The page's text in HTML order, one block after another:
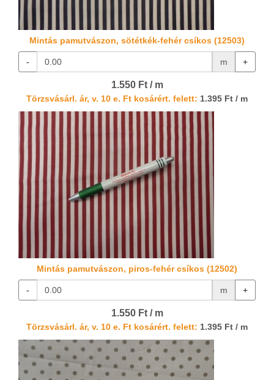
Mintás pamutvászon, sötétkék-fehér csíkos (12503)
- m +
1.550 Ft / m
Törzsvásárl. ár, v. 10 e. Ft kosárért. felett: 1.395 Ft / m
Mintás pamutvászon, piros-fehér csíkos (12502)
- m +
1.550 Ft / m
Törzsvásárl. ár, v. 10 e. Ft kosárért. felett: 1.395 Ft / m